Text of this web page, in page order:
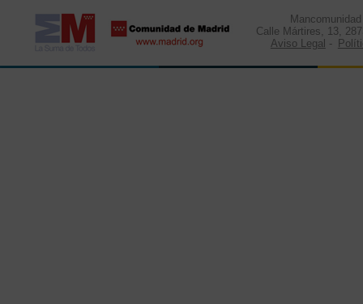
Calle Mártires, 13,
Aviso Legal -